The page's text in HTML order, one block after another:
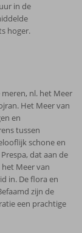
in de
hoger.
nl. het Meer
Het Meer van
en
tussen
schone en
dat aan de
Meer van
in. De flora en
zijn de
een prachtige